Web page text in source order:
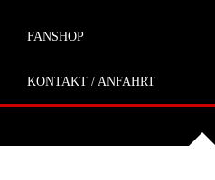
FANSHOP
KONTAKT / ANFAHRT